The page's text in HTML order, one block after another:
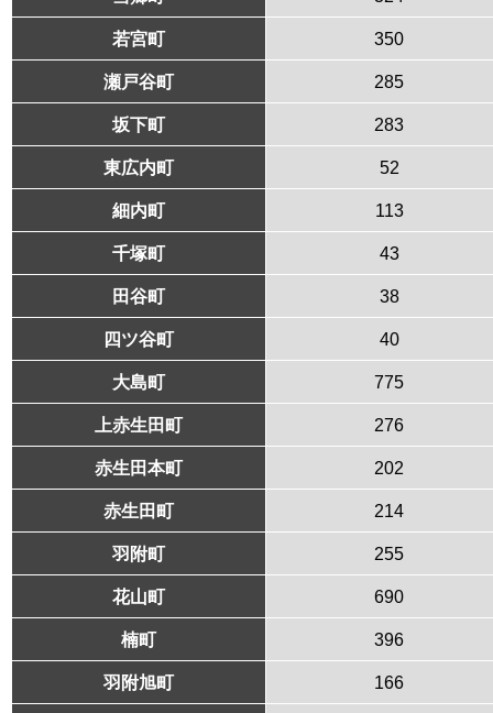
若宮町 350
瀬戸谷町 285
坂下町 283
東広内町 52
細内町 113
千塚町 43
田谷町 38
四ツ谷町 40
大島町 775
上赤生田町 276
赤生田本町 202
赤生田町 214
羽附町 255
花山町 690
楠町 396
羽附旭町 166